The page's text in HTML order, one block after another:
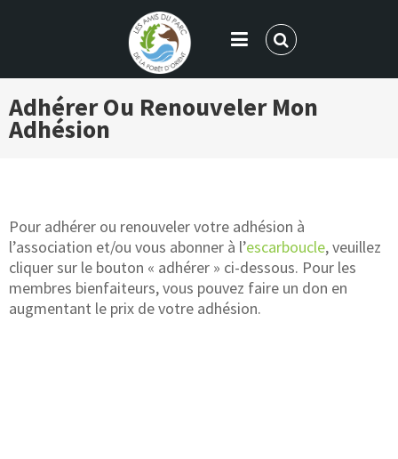
LES AMIS DU PARC DE LA FORÊT
D'ORIENT
Adhérer Ou Renouveler Mon
Adhésion
Pour adhérer ou renouveler votre adhésion à
l’association et/ou vous abonner à l’escarboucle, veuillez
cliquer sur le bouton « adhérer » ci-dessous. Pour les
membres bienfaiteurs, vous pouvez faire un don en
augmentant le prix de votre adhésion.